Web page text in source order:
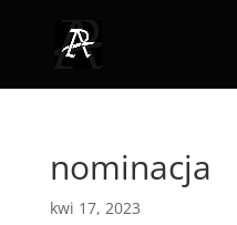
nominacja
kwi 17, 2023